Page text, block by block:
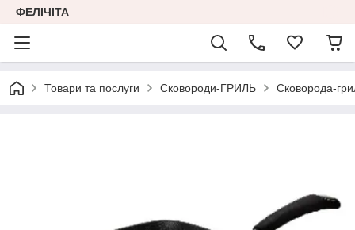
ФЕЛІЧІТА
Товари та послуги Сковороди-ГРИЛЬ Сковорода-